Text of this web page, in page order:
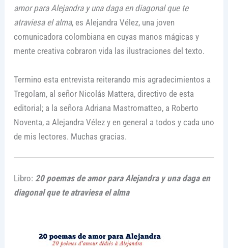
amor para Alejandra y una daga en diagonal que te
atraviesa el alma, es Alejandra Vélez, una joven
comunicadora colombiana en cuyas manos mágicas y
mente creativa cobraron vida las ilustraciones del texto.
Termino esta entrevista reiterando mis agradecimientos a
Tregolam, al señor Nicolás Mattera, directivo de esta
editorial; a la señora Adriana Mastromatteo, a Roberto
Noventa, a Alejandra Vélez y en general a todos y cada uno
de mis lectores. Muchas gracias.
Libro: 20 poemas de amor para Alejandra y una daga en
diagonal que te atraviesa el alma